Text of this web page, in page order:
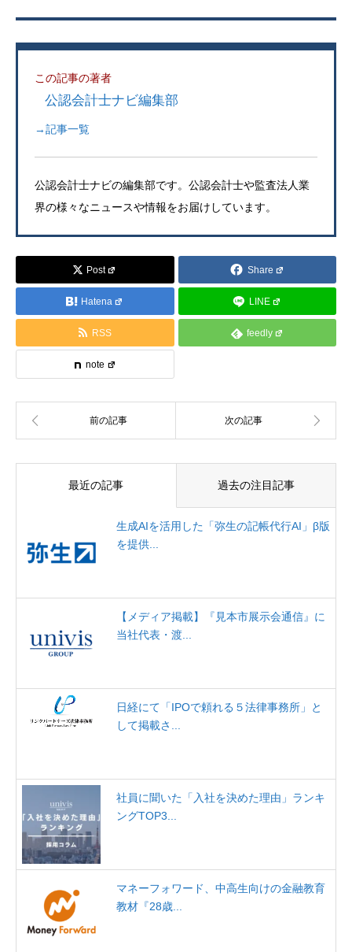
この記事の著者
公認会計士ナビ編集部
→記事一覧
公認会計士ナビの編集部です。公認会計士や監査法人業
界の様々なニュースや情報をお届けしています。
Post Share
Hatena LINE
RSS feedly
note
最近の記事 過去の注目記事
生成AIを活用した「弥生の記帳代行AI」β版
を提供...
【メディア掲載】『見本市展示会通信』に
当社代表・渡...
日経にて「IPOで頼れる５法律事務所」と
して掲載さ...
社員に聞いた「入社を決めた理由」ランキ
ングTOP3...
マネーフォワード、中高生向けの金融教育
教材『28歳...